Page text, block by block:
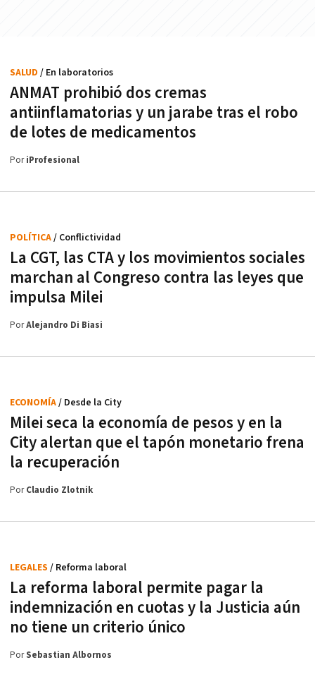
ANMAT prohibió dos cremas
antiinflamatorias y un jarabe tras el robo
de lotes de medicamentos
SALUD / En laboratorios
PoriProfesional
La CGT, las CTA y los movimientos sociales
marchan al Congreso contra las leyes que
impulsa Milei
POLÍTICA/ Conflictividad
PorAlejandro Di Biasi
Milei seca la economía de pesos y en la
City alertan que el tapón monetario frena
la recuperación
ECONOMÍA/ Desde la City
PorClaudio Zlotnik
La reforma laboral permite pagar la
indemnización en cuotas y la Justicia aún
no tiene un criterio único
LEGALES / Reforma laboral
PorSebastian Albornos